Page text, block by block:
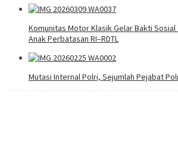
Komunitas Motor Klasik Gelar Bakti Sosial
Anak Perbatasan RI–RDTL
Mutasi Internal Polri, Sejumlah Pejabat